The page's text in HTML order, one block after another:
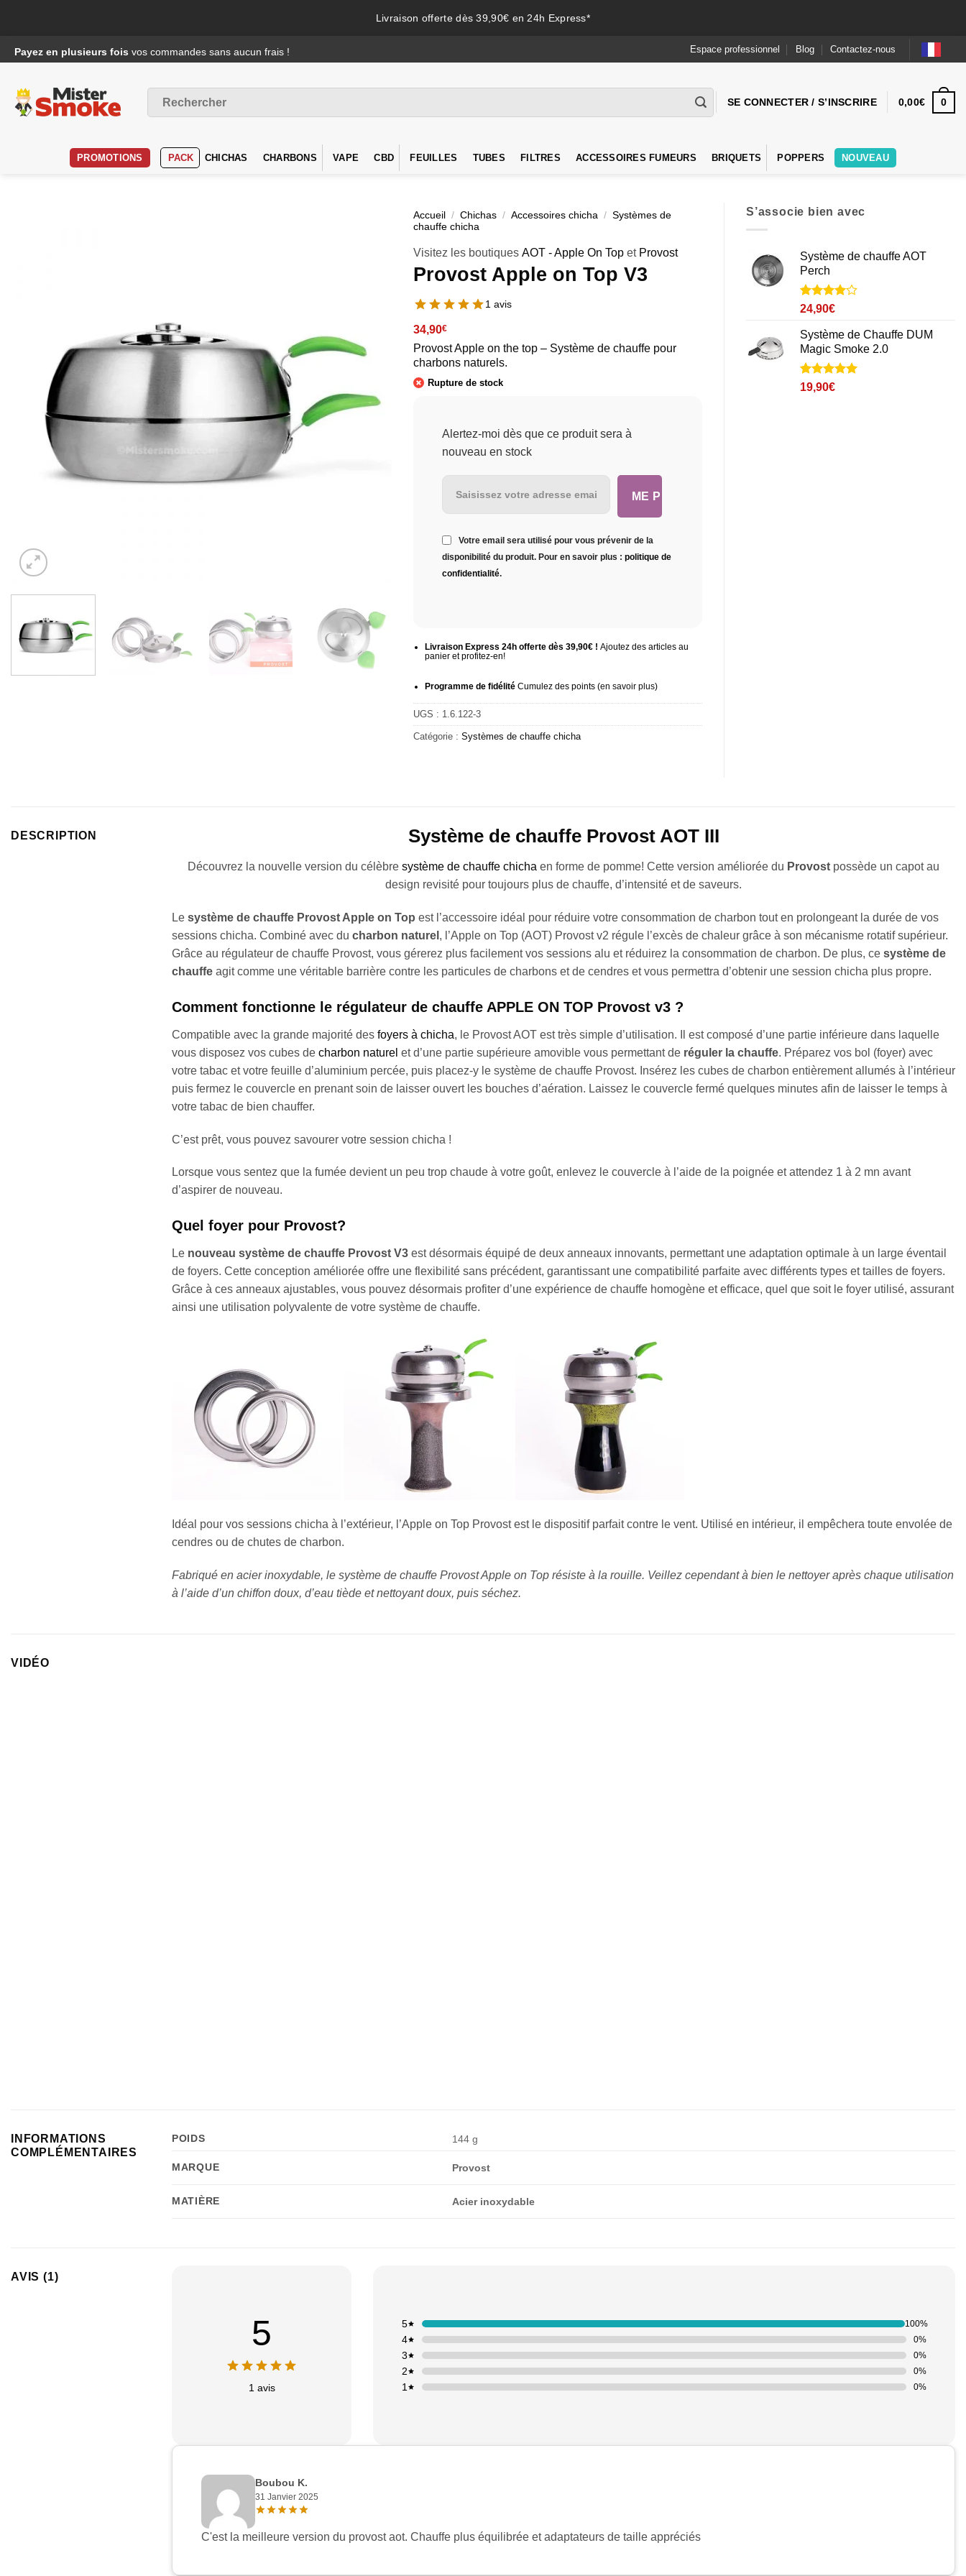
Livraison offerte dès 39,90€ en 24h Express*
au
Payez en plusieurs fois vos commandes sans aucun frais ! Espace professionnel Blog Contactez-nous
pour :
SE CONNECTER / S’INSCRIRE 0,00€ 0
PROMOTIONS PACK CHICHAS CHARBONS VAPE CBD FEUILLES TUBES FILTRES ACCESSOIRES FUMEURS BRIQUETS POPPERS NOUVEAU
Accueil / Chichas / Accessoires chicha / Systèmes de
chauffe chicha
Visitez les boutiques AOT - Apple On Top et Provost
Provost Apple on Top V3
1 avis
34,90€
Provost Apple on the top – Système de chauffe pour
charbons naturels.
Rupture de stock
Alertez-moi dès que ce produit sera à
nouveau en stock
Votre email sera utilisé pour vous prévenir de la
disponibilité du produit. Pour en savoir plus : politique de
confidentialité.
Livraison Express 24h offerte dès 39,90€ ! Ajoutez des articles au
panier et profitez-en!
Programme de fidélitéCumulez des points (en savoir plus)
UGS : 1.6.122-3
Catégorie : Systèmes de chauffe chicha
S’associe bien avec
Système de chauffe AOT
Perch
Noté4
sur 5
basé sur
1
notation
client
24,90€
Système de Chauffe DUM
Magic Smoke 2.0
Noté5sur
5 basé sur
1
19,90€
DESCRIPTION Système de chauffe Provost AOT III
Découvrez la nouvelle version du célèbre système de chauffe chicha en forme de pomme! Cette version améliorée du Provost possède un capot au
design revisité pour toujours plus de chauffe, d’intensité et de saveurs.
Le système de chauffe Provost Apple on Top est l’accessoire idéal pour réduire votre consommation de charbon tout en prolongeant la durée de vos
sessions chicha. Combiné avec du charbon naturel , l’Apple on Top (AOT) Provost v2 régule l’excès de chaleur grâce à son mécanisme rotatif supérieur.
Grâce au régulateur de chauffe Provost, vous gérerez plus facilement vos sessions alu et réduirez la consommation de charbon. De plus, ce système de
chauffe agit comme une véritable barrière contre les particules de charbons et de cendres et vous permettra d’obtenir une session chicha plus propre.
Comment fonctionne le régulateur de chauffe APPLE ON TOP Provost v3 ?
Compatible avec la grande majorité des foyers à chicha, le Provost AOT est très simple d’utilisation. Il est composé d’une partie inférieure dans laquelle
vous disposez vos cubes de charbon naturel et d’une partie supérieure amovible vous permettant de réguler la chauffe. Préparez vos bol (foyer) avec
votre tabac et votre feuille d’aluminium percée, puis placez-y le système de chauffe Provost. Insérez les cubes de charbon entièrement allumés à l’intérieur
puis fermez le couvercle en prenant soin de laisser ouvert les bouches d’aération. Laissez le couvercle fermé quelques minutes afin de laisser le temps à
votre tabac de bien chauffer.
C’est prêt, vous pouvez savourer votre session chicha !
Lorsque vous sentez que la fumée devient un peu trop chaude à votre goût, enlevez le couvercle à l’aide de la poignée et attendez 1 à 2 mn avant
d’aspirer de nouveau.
Quel foyer pour Provost?
Le nouveau système de chauffe Provost V3 est désormais équipé de deux anneaux innovants, permettant une adaptation optimale à un large éventail
de foyers. Cette conception améliorée offre une flexibilité sans précédent, garantissant une compatibilité parfaite avec différents types et tailles de foyers.
Grâce à ces anneaux ajustables, vous pouvez désormais profiter d’une expérience de chauffe homogène et efficace, quel que soit le foyer utilisé, assurant
ainsi une utilisation polyvalente de votre système de chauffe.
Idéal pour vos sessions chicha à l’extérieur, l’Apple on Top Provost est le dispositif parfait contre le vent. Utilisé en intérieur, il empêchera toute envolée de
cendres ou de chutes de charbon.
Fabriqué en acier inoxydable, le système de chauffe Provost Apple on Top résiste à la rouille. Veillez cependant à bien le nettoyer après chaque utilisation
à l’aide d’un chiffon doux, d’eau tiède et nettoyant doux, puis séchez.
VIDÉO
INFORMATIONS
COMPLÉMENTAIRES
POIDS 144 g
MARQUE Provost
MATIÈRE Acier inoxydable
AVIS (1)
5
1 avis 1 0%
2 0%
3 0%
4 0%
5 100%
Boubou K.
31 Janvier 2025
C'est la meilleure version du provost aot. Chauffe plus équilibrée et adaptateurs de taille appréciés